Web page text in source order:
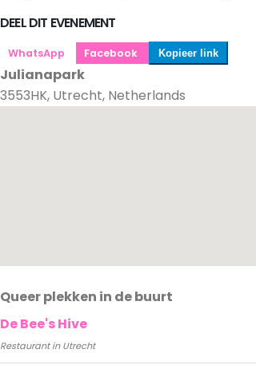
DEEL DIT EVENEMENT
WhatsApp Facebook Kopieer link
Julianapark
3553HK, Utrecht, Netherlands
Queer plekken in de buurt
De Bee's Hive
Restaurant in Utrecht